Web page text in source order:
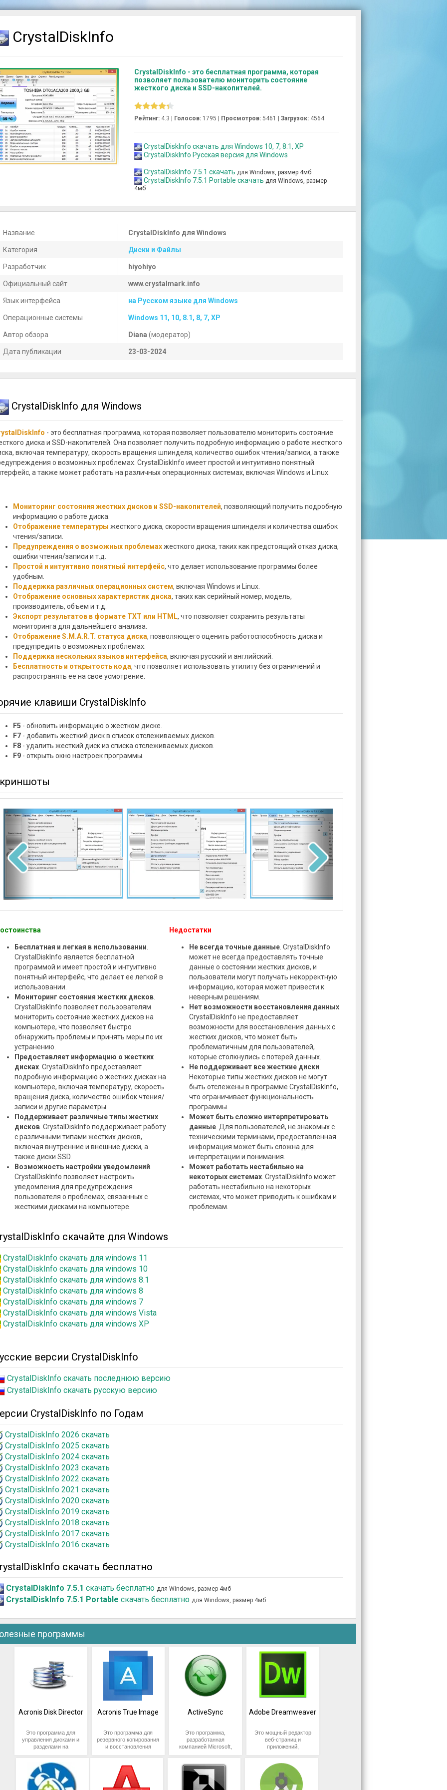
CrystalDiskInfo
CrystalDiskInfo - это бесплатная программа, которая
позволяет пользователю мониторить состояние
жесткого диска и SSD-накопителей.
Рейтинг: 4.3 | Голосов: 1795 Просмотров: 5461 | Загрузок: 4564
CrystalDiskInfo скачать для Windows 10, 7, 8.1, XP
CrystalDiskInfo Русская версия для Windows
CrystalDiskInfo 7.5.1 скачать для Windows, размер 4мб
CrystalDiskInfo 7.5.1 Portable скачать для Windows, размер
4мб
Название CrystalDiskInfo для Windows
Категория Диски и Файлы
Разработчик hiyohiyo
Официальный сайт www.crystalmark.info
Язык интерфейса на Русском языке для Windows
Операционные системы Windows 11, 10, 8.1, 8, 7, XP
Автор обзора Diana (модератор)
Дата публикации 23-03-2024
CrystalDiskInfo для Windows
- это бесплатная программа, которая позволяет пользователю мониторить состояние
диска и SSD-накопителей. Она позволяет получить подробную информацию о работе жесткого
включая температуру, скорость вращения шпинделя, количество ошибок чтения/записи, а также
о возможных проблемах. CrystalDiskInfo имеет простой и интуитивно понятный
а также может работать на различных операционных системах, включая Windows и Linux.
Мониторинг состояния жестких дисков и SSD-накопителей, позволяющий получить подробную
информацию о работе диска.
Отображение температуры жесткого диска, скорости вращения шпинделя и количества ошибок
чтения/записи.
Предупреждения о возможных проблемахжесткого диска, таких как предстоящий отказ диска,
ошибки чтения/записи и т.д.
Простой и интуитивно понятный интерфейс, что делает использование программы более
удобным.
Поддержка различных операционных систем, включая Windows и Linux.
Отображение основных характеристик диска, таких как серийный номер, модель,
производитель, объем и т.д.
Экспорт результатов в формате TXT или HTML, что позволяет сохранить результаты
мониторинга для дальнейшего анализа.
Отображение S.M.A.R.T. статуса диска, позволяющего оценить работоспособность диска и
предупредить о возможных проблемах.
Поддержка нескольких языков интерфейса, включая русский и английский.
Бесплатность и открытость кода, что позволяет использовать утилиту без ограничений и
распространять ее на свое усмотрение.
клавиши CrystalDiskInfo
F5 - обновить информацию о жестком диске.
F7 - добавить жесткий диск в список отслеживаемых дисков.
F8 - удалить жесткий диск из списка отслеживаемых дисков.
F9 - открыть окно настроек программы.
Бесплатная и легкая в использовании
CrystalDiskInfo является бесплатной
программой и имеет простой и интуитивно
понятный интерфейс, что делает ее легкой в
использовании.
Мониторинг состояния жестких дисков
CrystalDiskInfo позволяет пользователям
мониторить состояние жестких дисков на
компьютере, что позволяет быстро
обнаружить проблемы и принять меры по их
устранению.
Предоставляет информацию о жестких
дисках . CrystalDiskInfo предоставляет
подробную информацию о жестких дисках на
компьютере, включая температуру, скорость
вращения диска, количество ошибок чтения/
записи и другие параметры.
Поддерживает различные типы жестких
дисков . CrystalDiskInfo поддерживает работу
с различными типами жестких дисков,
включая внутренние и внешние диски, а
также диски SSD.
Возможность настройки уведомлений
CrystalDiskInfo позволяет настроить
уведомления для предупреждения
пользователя о проблемах, связанных с
жесткими дисками на компьютере.
Недостатки
Не всегда точные данные . CrystalDiskInfo
может не всегда предоставлять точные
данные о состоянии жестких дисков, и
пользователи могут получать некорректную
информацию, которая может привести к
неверным решениям.
Нет возможности восстановления данных
CrystalDiskInfo не предоставляет
возможности для восстановления данных с
жестких дисков, что может быть
проблематичным для пользователей,
которые столкнулись с потерей данных.
Не поддерживает все жесткие диски
Некоторые типы жестких дисков не могут
быть отслежены в программе CrystalDiskInfo,
что ограничивает функциональность
программы.
Может быть сложно интерпретировать
данные . Для пользователей, не знакомых с
техническими терминами, предоставленная
информация может быть сложна для
интерпретации и понимания.
Может работать нестабильно на
некоторых системах . CrystalDiskInfo может
работать нестабильно на некоторых
системах, что может приводить к ошибкам и
проблемам.
скачайте для Windows
CrystalDiskInfo скачать для windows 11
CrystalDiskInfo скачать для windows 10
CrystalDiskInfo скачать для windows 8.1
CrystalDiskInfo скачать для windows 8
CrystalDiskInfo скачать для windows 7
CrystalDiskInfo скачать для windows Vista
CrystalDiskInfo скачать для windows XP
версии CrystalDiskInfo
CrystalDiskInfo скачать последнюю версию
CrystalDiskInfo скачать русскую версию
CrystalDiskInfo по Годам
CrystalDiskInfo 2026 скачать
CrystalDiskInfo 2025 скачать
CrystalDiskInfo 2024 скачать
CrystalDiskInfo 2023 скачать
CrystalDiskInfo 2022 скачать
CrystalDiskInfo 2021 скачать
CrystalDiskInfo 2020 скачать
CrystalDiskInfo 2019 скачать
CrystalDiskInfo 2018 скачать
CrystalDiskInfo 2017 скачать
CrystalDiskInfo 2016 скачать
скачать бесплатно
CrystalDiskInfo 7.5.1 скачать бесплатно для Windows, размер 4мб
CrystalDiskInfo 7.5.1 Portable скачать бесплатно для Windows, размер 4мб
программы
Acronis Disk Director
Это программа для
управления дисками и
разделами на
компанией Acronis. Она
позволяет
пользователям
создавать, изменять,
Acronis True Image
Это программа для
резервного копирования
и восстановления
позволяет
пользователям
создавать резервные
копии операционной
ActiveSync
Это программа,
разработанная
компанией Microsoft,
данные между
устройствами,
работающими на
операционной системе
Adobe Dreamweaver
Это мощный редактор
веб-страниц и
приложений,
Systems. Он
предоставляет
пользователю
возможность создавать